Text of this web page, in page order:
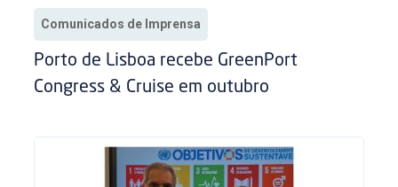
Comunicados de Imprensa
Porto de Lisboa recebe GreenPort
Congress & Cruise em outubro